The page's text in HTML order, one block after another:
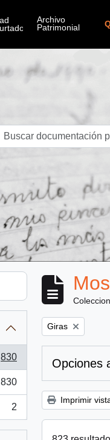
830
830
2
Remove filter:
Giras
Opciones
Imprimir